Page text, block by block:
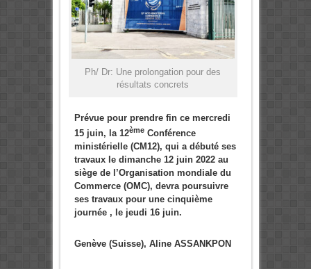
Ph/ Dr: Une prolongation pour des
résultats concrets
Prévue pour prendre fin ce mercredi
15 juin, la 12èmeConférence
ministérielle (CM12), qui a débuté ses
travaux le dimanche 12 juin 2022 au
siège de l’Organisation mondiale du
Commerce (OMC), devra poursuivre
ses travaux pour une cinquième
journée , le jeudi 16 juin.
Genève (Suisse), Aline ASSANKPON